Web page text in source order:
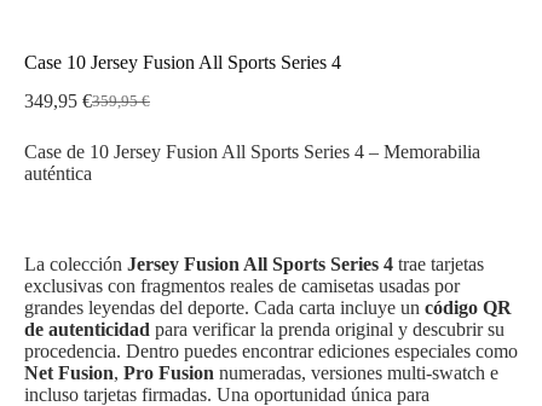
Case 10 Jersey Fusion All Sports Series 4
359,95€
El
original
era:
349,95 €El
actual
es:
Case de 10 Jersey Fusion All Sports Series 4 – Memorabilia
auténtica
La colección Jersey Fusion All Sports Series 4 trae tarjetas
exclusivas con fragmentos reales de camisetas usadas por
grandes leyendas del deporte. Cada carta incluye un código QR
de autenticidad para verificar la prenda original y descubrir su
procedencia. Dentro puedes encontrar ediciones especiales como
Net Fusion, Pro Fusion numeradas, versiones multi-swatch e
incluso tarjetas firmadas. Una oportunidad única para